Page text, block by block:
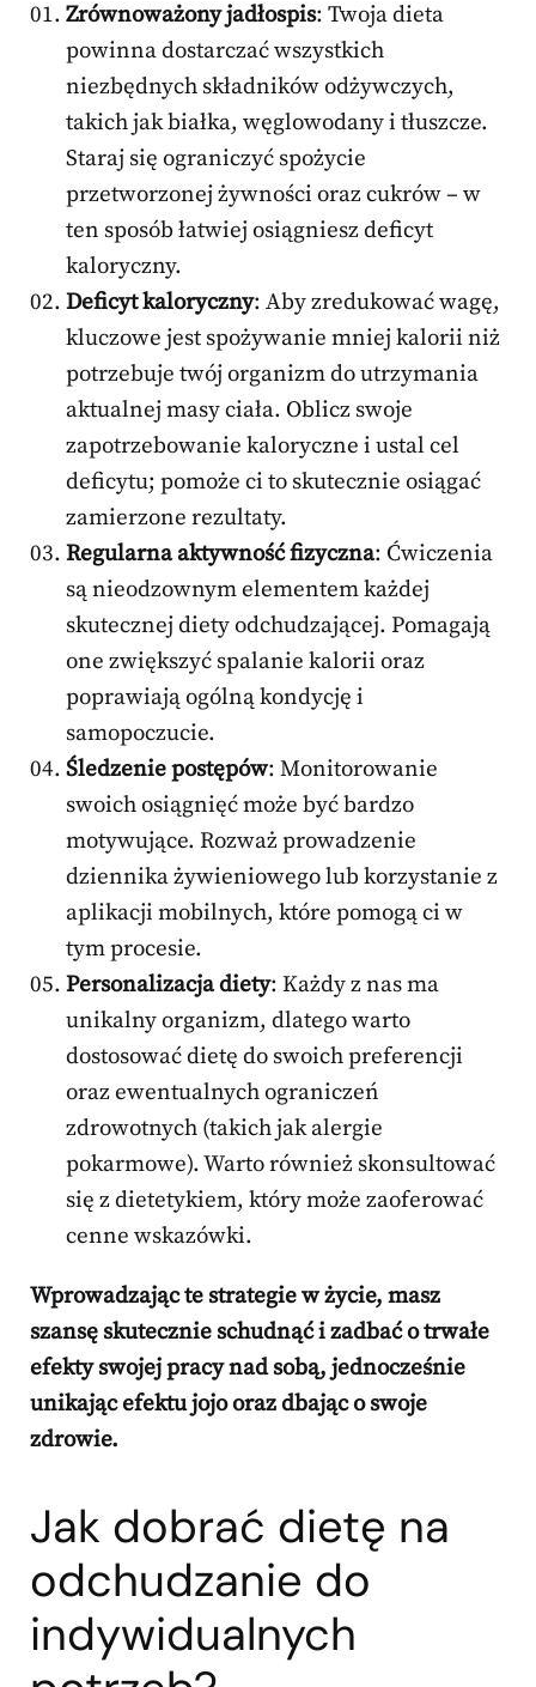
Zrównoważony jadłospis: Twoja dieta
powinna dostarczać wszystkich
niezbędnych składników odżywczych,
takich jak białka, węglowodany i tłuszcze.
Staraj się ograniczyć spożycie
przetworzonej żywności oraz cukrów – w
ten sposób łatwiej osiągniesz deficyt
kaloryczny.
Deficyt kaloryczny: Aby zredukować wagę,
kluczowe jest spożywanie mniej kalorii niż
potrzebuje twój organizm do utrzymania
aktualnej masy ciała. Oblicz swoje
zapotrzebowanie kaloryczne i ustal cel
deficytu; pomoże ci to skutecznie osiągać
zamierzone rezultaty.
Regularna aktywność fizyczna: Ćwiczenia
są nieodzownym elementem każdej
skutecznej diety odchudzającej. Pomagają
one zwiększyć spalanie kalorii oraz
poprawiają ogólną kondycję i
samopoczucie.
Śledzenie postępów: Monitorowanie
swoich osiągnięć może być bardzo
motywujące. Rozważ prowadzenie
dziennika żywieniowego lub korzystanie z
aplikacji mobilnych, które pomogą ci w
tym procesie.
Personalizacja diety: Każdy z nas ma
unikalny organizm, dlatego warto
dostosować dietę do swoich preferencji
oraz ewentualnych ograniczeń
zdrowotnych (takich jak alergie
pokarmowe). Warto również skonsultować
się z dietetykiem, który może zaoferować
cenne wskazówki.
Wprowadzając te strategie w życie, masz
szansę skutecznie schudnąć i zadbać o trwałe
efekty swojej pracy nad sobą, jednocześnie
unikając efektu jojo oraz dbając o swoje
zdrowie.
Jak dobrać dietę na
odchudzanie do
indywidualnych